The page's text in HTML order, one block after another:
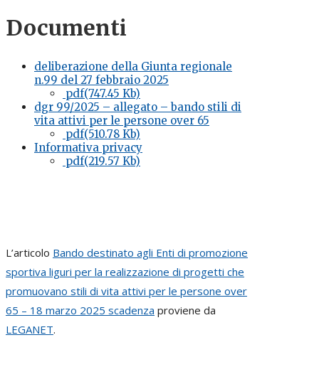
Documenti
deliberazione della Giunta regionale
n.99 del 27 febbraio 2025
pdf(747.45 Kb)
dgr 99/2025 – allegato – bando stili di
vita attivi per le persone over 65
pdf(510.78 Kb)
Informativa privacy
pdf(219.57 Kb)
L’articolo Bando destinato agli Enti di promozione
sportiva liguri per la realizzazione di progetti che
promuovano stili di vita attivi per le persone over
65 – 18 marzo 2025 scadenza proviene da
LEGANET.